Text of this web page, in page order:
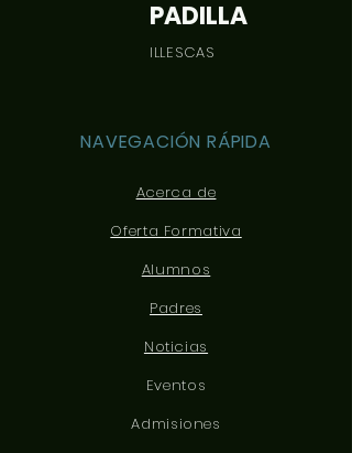
PADILLA
ILLESCAS
NAVEGACIÓN RÁPIDA
Acerca de
Oferta Formativa
Alumnos
Padres
Noticias
Eventos
Admisiones